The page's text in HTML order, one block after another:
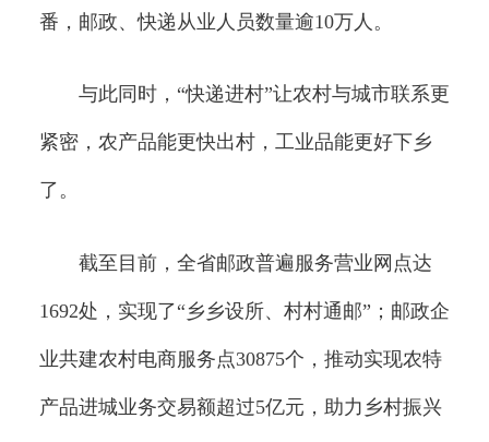
番，邮政、快递从业人员数量逾10万人。
与此同时，“快递进村”让农村与城市联系更
紧密，农产品能更快出村，工业品能更好下乡
了。
截至目前，全省邮政普遍服务营业网点达
1692处，实现了“乡乡设所、村村通邮”；邮政企
业共建农村电商服务点30875个，推动实现农特
产品进城业务交易额超过5亿元，助力乡村振兴